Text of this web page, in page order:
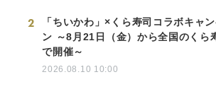
2
「ちいかわ」×くら寿司コラボキャ
ン ～8月21日（金）から全国のくら
で開催～
2026.08.10 10:00